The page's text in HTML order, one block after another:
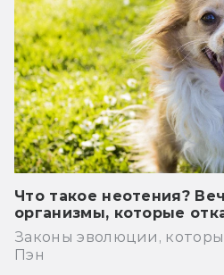
Что такое неотения?
организмы, которые
Законы эволюции,
Пэн